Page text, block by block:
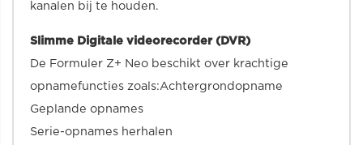
kanalen bij te houden.
Slimme Digitale videorecorder (DVR)
De Formuler Z+ Neo beschikt over krachtige
opnamefuncties zoals:Achtergrondopname
Geplande opnames
Serie-opnames herhalen